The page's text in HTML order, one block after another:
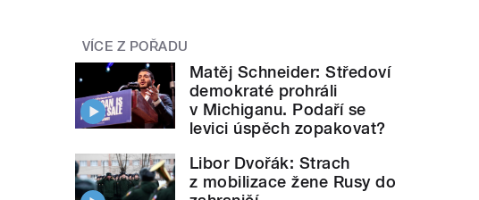
VÍCE Z POŘADU
Matěj Schneider: Středoví
demokraté prohráli
v Michiganu. Podaří se
levici úspěch zopakovat?
Libor Dvořák: Strach
z mobilizace žene Rusy do